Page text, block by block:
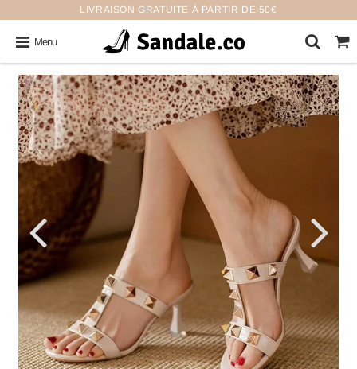
LIVRAISON GRATUITE À PARTIR DE 50€
Menu